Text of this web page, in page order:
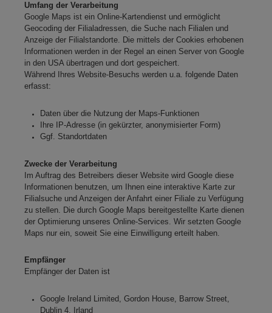
Umfang der Verarbeitung
Google Maps ist ein Online-Kartendienst und ermöglicht
Geocoding der Filialadressen, die Suche nach Filialen und
Anzeige der Filialstandorte. Die mittels der Cookies erhobenen
Informationen werden in der Regel an einen Server von Google
in den USA übertragen und dort gespeichert.
Während Ihres Website-Besuchs werden u.a. folgende Daten
erfasst:
Daten über die Nutzung der Maps-Funktionen
Ihre IP-Adresse (in gekürzter, anonymisierter Form)
Ggf. Standortdaten
Zwecke der Verarbeitung
Im Auftrag des Betreibers dieser Website wird Google diese
Informationen benutzen, um Ihnen eine interaktive Karte zur
Filialsuche und Anzeigen der Anfahrt einer Filiale zu Verfügung
zu stellen. Die durch Google Maps bereitgestellte Karte dienen
der Optimierung unseres Online-Services. Wir setzten Google
Maps nur ein, soweit Sie eine Einwilligung erteilt haben.
Empfänger
Empfänger der Daten ist
Google Ireland Limited, Gordon House, Barrow Street,
Dublin 4, Irland